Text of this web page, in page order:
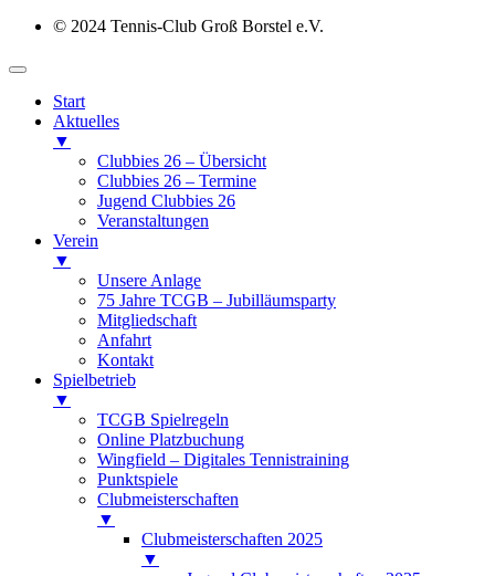
© 2024 Tennis-Club Groß Borstel e.V.
Start
Aktuelles
▼
Clubbies 26 – Übersicht
Clubbies 26 – Termine
Jugend Clubbies 26
Veranstaltungen
Verein
▼
Unsere Anlage
75 Jahre TCGB – Jubilläumsparty
Mitgliedschaft
Anfahrt
Kontakt
Spielbetrieb
▼
TCGB Spielregeln
Online Platzbuchung
Wingfield – Digitales Tennistraining
Punktspiele
Clubmeisterschaften
▼
Clubmeisterschaften 2025
▼